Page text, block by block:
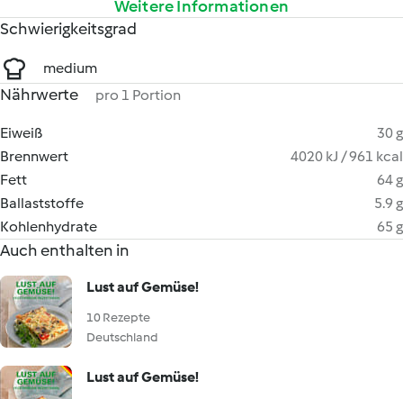
Weitere Informationen
Schwierigkeitsgrad
medium
Nährwerte pro 1 Portion
Eiweiß
30 g
Brennwert
4020 kJ / 961 kcal
Fett
64 g
Ballaststoffe
5.9 g
Kohlenhydrate
65 g
Auch enthalten in
Lust auf Gemüse!
10 Rezepte
Deutschland
Lust auf Gemüse!